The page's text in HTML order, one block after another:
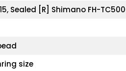
Sealed [R] Shimano FH-
size